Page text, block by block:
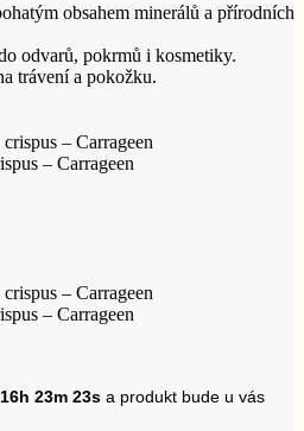
obsahem minerálů a přírodních
odvarů, pokrmů i kosmetiky.
trávení a pokožku.
– Carrageen
– Carrageen
16h 23m 22s a produkt bude u vás